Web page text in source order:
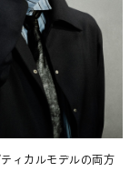
ィカルモデルの両方